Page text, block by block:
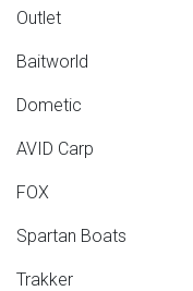
Outlet
Baitworld
Dometic
AVID Carp
FOX
Spartan Boats
Trakker